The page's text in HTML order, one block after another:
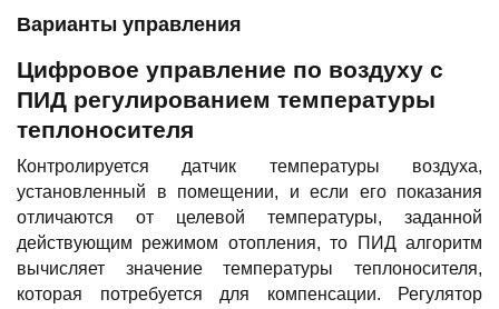
Варианты управления
Цифровое управление по воздуху с
ПИД регулированием температуры
теплоносителя
Контролируется датчик температуры воздуха,
установленный в помещении, и если его показания
отличаются от целевой температуры, заданной
действующим режимом отопления, то ПИД алгоритм
вычисляет значение температуры теплоносителя,
которая потребуется для компенсации. Регулятор